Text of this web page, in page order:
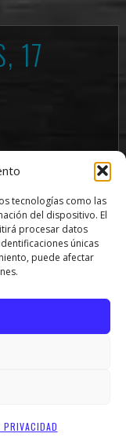
tecnologías como las
del dispositivo. El
procesar datos
únicas
puede afectar
17
abrir. Lo que es
para otros. Eso es
fácil que en este
la cabeza Alaska.
la historia que están
Eso sí, si alguno